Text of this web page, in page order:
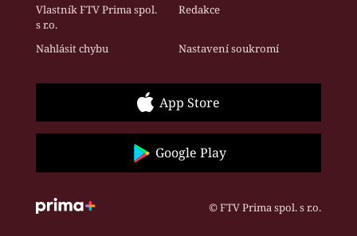
Vlastník FTV Prima spol.
s r.o.
Redakce
Nahlásit chybu Nastavení soukromí
App Store
Google Play
© FTV Prima spol. s r.o.